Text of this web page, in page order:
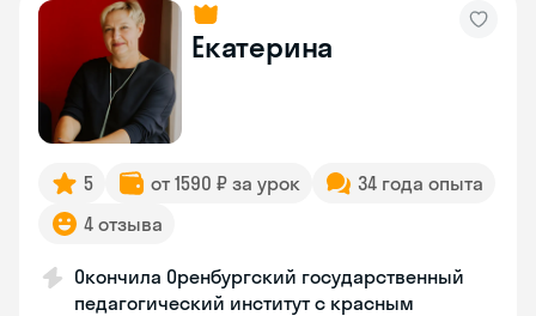
Екатерина
5 от 1590 ₽ за урок
34 года опыта
4 отзыва
Окончила Оренбургский государственный
педагогический институт с красным